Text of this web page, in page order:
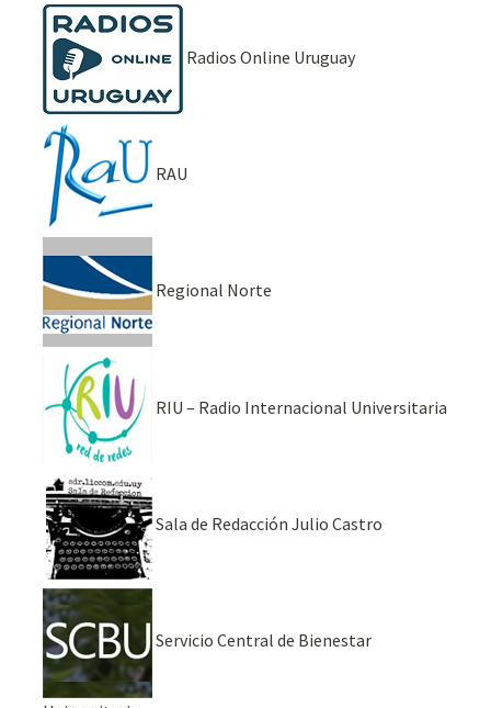
Radios Online Uruguay
RAU
Regional Norte
RIU – Radio Internacional Universitaria
Sala de Redacción Julio Castro
Servicio Central de Bienestar